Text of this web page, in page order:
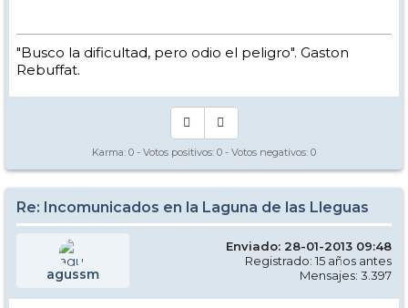
"Busco la dificultad, pero odio el peligro". Gaston
Rebuffat.
Karma: 0 - Votos positivos: 0 - Votos negativos: 0
Re: Incomunicados en la Laguna de las Lleguas
agussm
Enviado: 28-01-2013 09:48
Registrado: 15 años antes
Mensajes: 3.397